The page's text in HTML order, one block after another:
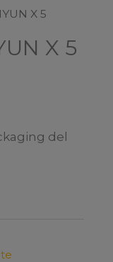
X 5
X 5
del